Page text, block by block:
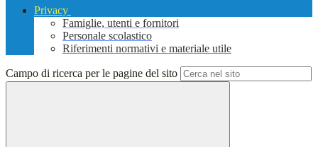
Privacy
Famiglie, utenti e fornitori
Personale scolastico
Riferimenti normativi e materiale utile
Campo di ricerca per le pagine del sito